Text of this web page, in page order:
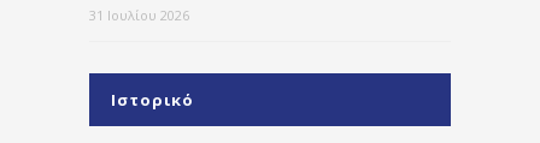
31 Ιουλίου 2026
Ιστορικό